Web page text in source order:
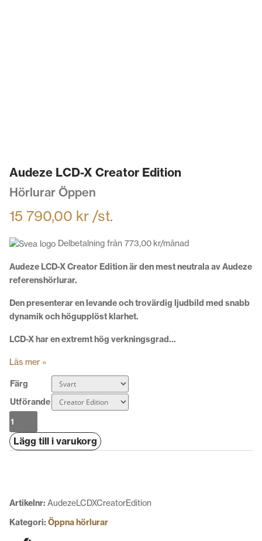
Audeze LCD-X Creator Edition
Hörlurar Öppen
15 790,00 kr /st.
Delbetalning från 773,00 kr/månad
Audeze LCD-X Creator Edition är den mest neutrala av Audeze
referenshörlurar.
Den presenterar en levande och trovärdig ljudbild med snabb
dynamik och högupplöst klarhet.
LCD-X har en extremt hög verkningsgrad…
Läs mer »
Färg
Utförande
Audeze
LCD-
X Lägg till i varukorg
Artikelnr: AudezeLCDXCreatorEdition
Kategori: Öppna hörlurar